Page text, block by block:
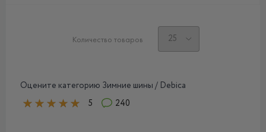
Количество товаров
Оцените категорию Зимние шины / Debica
5
240